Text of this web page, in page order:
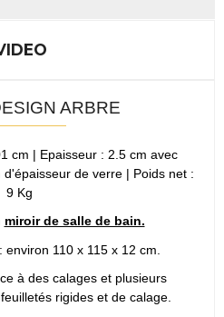
ARBRE
cm | Epaisseur : 2.5 cm avec
de verre | Poids net :
9 Kg
miroir de salle de bain.
110 x 115 x 12 cm.
à des calages et plusieurs
rigides et de calage.